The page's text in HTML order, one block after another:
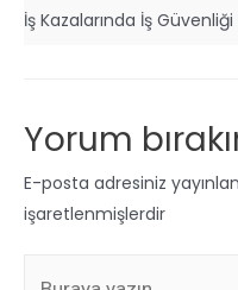
İş Kazalarında İş
Yorum
E-posta adresiniz
işaretlenmişlerdir